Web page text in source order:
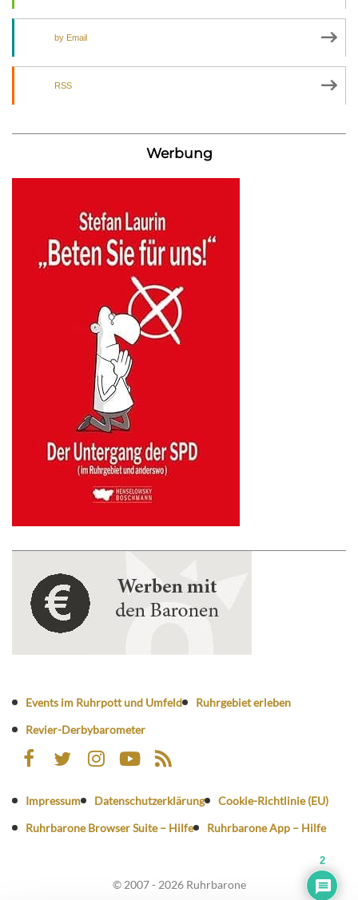
by Email
RSS
Werbung
Events im Ruhrpott und Umfeld
Ruhrgebiet erleben
Revier-Derbybarometer
Impressum Datenschutzerklärung
Cookie-Richtlinie (EU)
Ruhrbarone Browser Suite – Hilfe
Ruhrbarone App – Hilfe
© 2007 - 2026 Ruhrbarone
2